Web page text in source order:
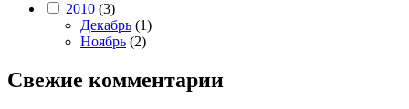
2010 (3)
Декабрь (1)
Ноябрь (2)
Свежие комментарии